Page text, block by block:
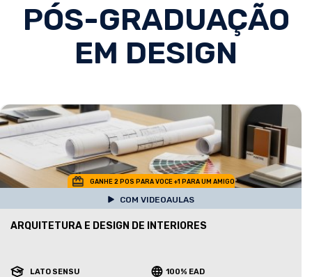
PÓS-GRADUAÇÃO
EM DESIGN
GANHE 2 POS PARA VOCE +1 PARA UM AMIGO
COM VIDEOAULAS
ARQUITETURA E DESIGN DE INTERIORES
LATO SENSU 100% EAD